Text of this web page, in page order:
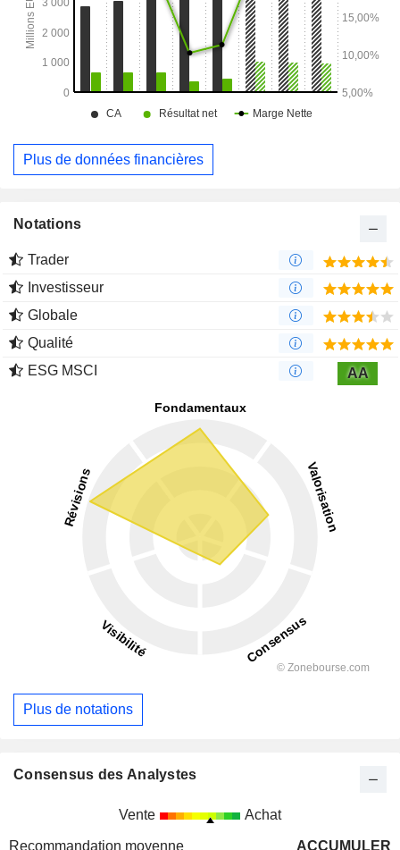
Plus de données financières
Notations
Trader
Investisseur
Globale
Qualité
ESG MSCI
AA
Plus de notations
Consensus des Analystes
Vente Achat
Recommandation moyenne
ACCUMULER